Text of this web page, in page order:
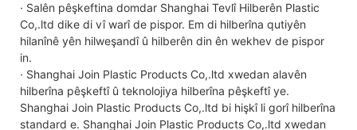
· Salên pêşkeftina domdar Shanghai Tevlî Hilberên Plastic
Co,.ltd dike di vî warî de pispor. Em di hilberîna qutiyên
hilanînê yên hilweşandî û hilberên din ên wekhev de pispor
in.
· Shanghai Join Plastic Products Co,.ltd xwedan alavên
hilberîna pêşkeftî û teknolojiya hilberîna pêşkeftî ye.
Shanghai Join Plastic Products Co,.ltd bi hişkî li gorî hilberîna
standard e. Shanghai Join Plastic Products Co,.ltd xwedan